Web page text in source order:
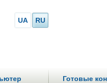
UA RU
Готовые